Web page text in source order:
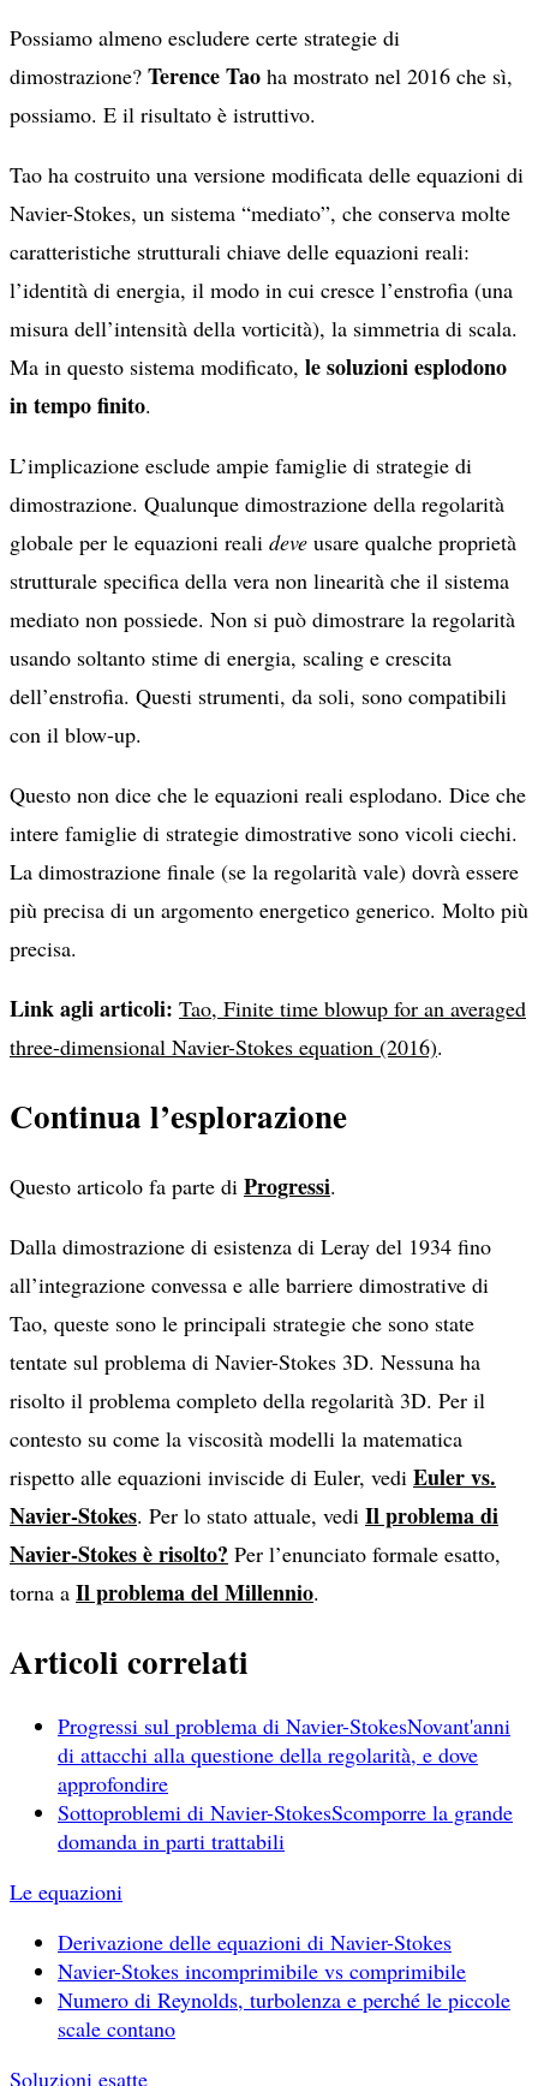
Possiamo almeno escludere certe strategie di
dimostrazione? Terence Tao ha mostrato nel 2016 che sì,
possiamo. E il risultato è istruttivo.
Tao ha costruito una versione modificata delle equazioni di
Navier-Stokes, un sistema “mediato”, che conserva molte
caratteristiche strutturali chiave delle equazioni reali:
l’identità di energia, il modo in cui cresce l’enstrofia (una
misura dell’intensità della vorticità), la simmetria di scala.
Ma in questo sistema modificato, le soluzioni esplodono
in tempo finito.
L’implicazione esclude ampie famiglie di strategie di
dimostrazione. Qualunque dimostrazione della regolarità
globale per le equazioni reali deve usare qualche proprietà
strutturale specifica della vera non linearità che il sistema
mediato non possiede. Non si può dimostrare la regolarità
usando soltanto stime di energia, scaling e crescita
dell’enstrofia. Questi strumenti, da soli, sono compatibili
con il blow-up.
Questo non dice che le equazioni reali esplodano. Dice che
intere famiglie di strategie dimostrative sono vicoli ciechi.
La dimostrazione finale (se la regolarità vale) dovrà essere
più precisa di un argomento energetico generico. Molto più
precisa.
Link agli articoli: Tao, Finite time blowup for an averaged
three-dimensional Navier-Stokes equation (2016).
Continua l’esplorazione
Questo articolo fa parte di Progressi.
Dalla dimostrazione di esistenza di Leray del 1934 fino
all’integrazione convessa e alle barriere dimostrative di
Tao, queste sono le principali strategie che sono state
tentate sul problema di Navier-Stokes 3D. Nessuna ha
risolto il problema completo della regolarità 3D. Per il
contesto su come la viscosità modelli la matematica
rispetto alle equazioni inviscide di Euler, vedi Euler vs.
Navier-Stokes. Per lo stato attuale, vedi Il problema di
Navier-Stokes è risolto? Per l’enunciato formale esatto,
torna a Il problema del Millennio.
Articoli correlati
Progressi sul problema di Navier-StokesNovant'anni
di attacchi alla questione della regolarità, e dove
approfondire
Sottoproblemi di Navier-StokesScomporre la grande
domanda in parti trattabili
Le equazioni
Derivazione delle equazioni di Navier-Stokes
Navier-Stokes incomprimibile vs comprimibile
Numero di Reynolds, turbolenza e perché le piccole
scale contano
Soluzioni esatte